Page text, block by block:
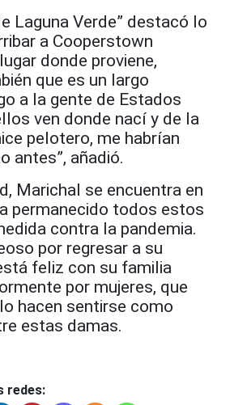
Laguna Verde” destacó lo
a Cooperstown
donde proviene,
que es un largo
a la gente de Estados
ven donde nací y de la
pelotero, me habrían
antes”, añadió.
Marichal se encuentra en
permanecido todos estos
contra la pandemia.
por regresar a su
feliz con su familia
por mujeres, que
hacen sentirse como
estas damas.
redes: